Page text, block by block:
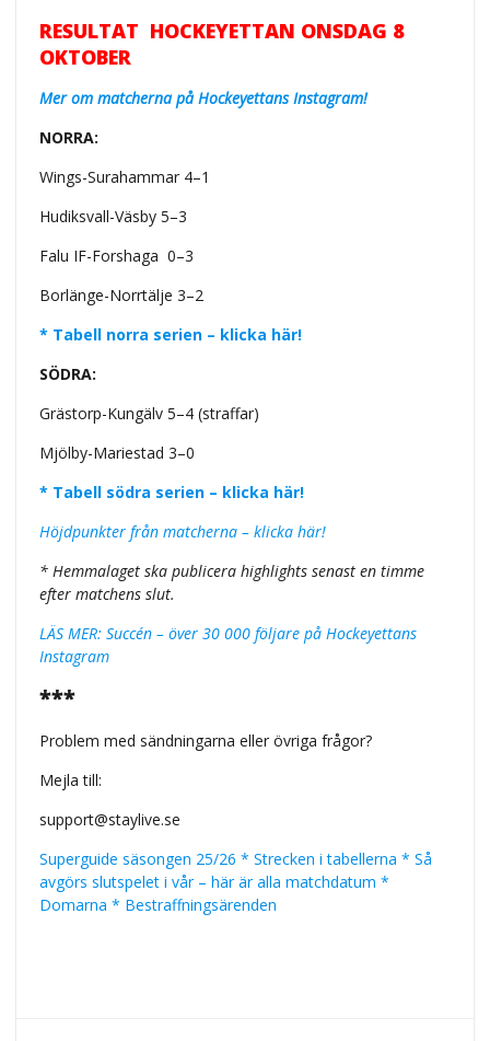
RESULTAT HOCKEYETTAN ONSDAG 8
OKTOBER
Mer om matcherna på Hockeyettans Instagram!
NORRA:
Wings-Surahammar 4–1
Hudiksvall-Väsby 5–3
Falu IF-Forshaga 0–3
Borlänge-Norrtälje 3–2
* Tabell norra serien – klicka här!
SÖDRA:
Grästorp-Kungälv 5–4 (straffar)
Mjölby-Mariestad 3–0
* Tabell södra serien – klicka här!
Höjdpunkter från matcherna – klicka här!
* Hemmalaget ska publicera highlights senast en timme
efter matchens slut.
LÄS MER: Succén – över 30 000 följare på Hockeyettans
Instagram
***
Problem med sändningarna eller övriga frågor?
Mejla till:
support@staylive.se
Superguide säsongen 25/26 * Strecken i tabellerna * Så
avgörs slutspelet i vår – här är alla matchdatum *
Domarna * Bestraffningsärenden